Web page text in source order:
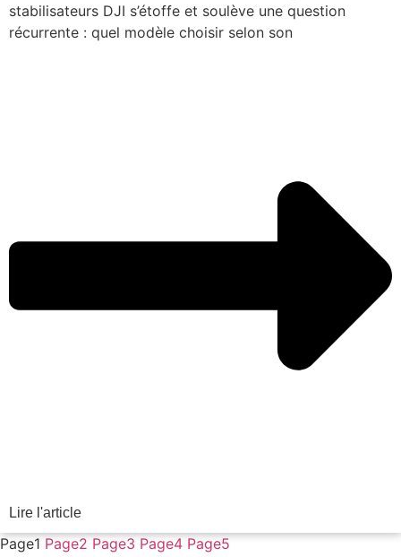
stabilisateurs DJI s’étoffe et soulève une question
récurrente : quel modèle choisir selon son
Lire l'article
Page1 Page2 Page3 Page4 Page5